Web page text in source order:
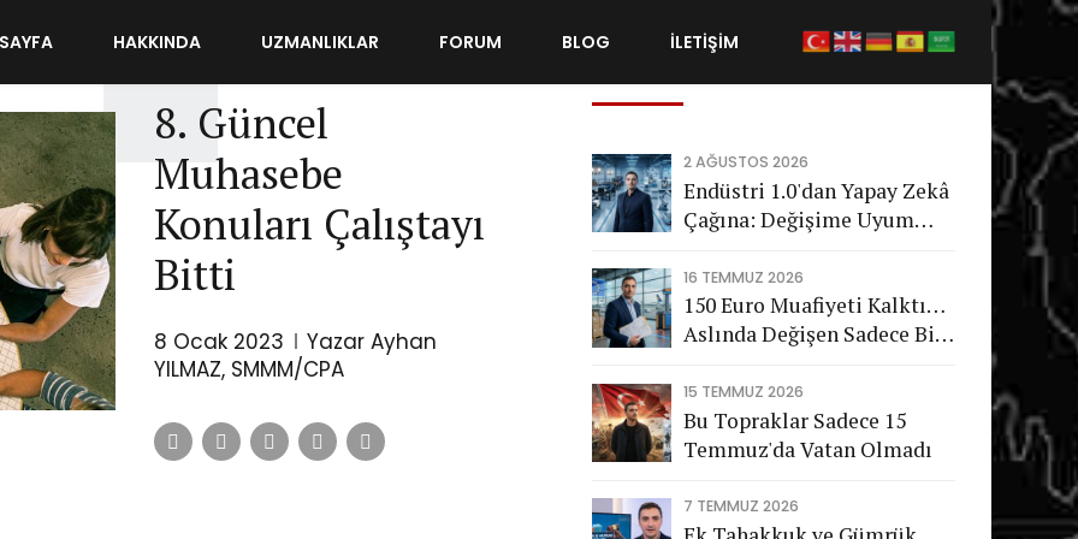
HAKKINDA UZMANLIKLAR FORUM BLOG İLETİŞİM
8. Güncel
Muhasebe
Konuları Çalıştayı
Bitti
8 Ocak 2023
Yazar Ayhan
YILMAZ, SMMM/CPA
Son Gönderiler
2 AĞUSTOS 2026
Endüstri 1.0'dan Yapay Zekâ
Çağına: Değişime Uyum
Nasıl Bir Gelecek Bekliyor?
16 TEMMUZ 2026
150 Euro Muafiyeti Kalktı…
Aslında Değişen Sadece Bir
15 TEMMUZ 2026
Bu Topraklar Sadece 15
Temmuz'da Vatan Olmadı
7 TEMMUZ 2026